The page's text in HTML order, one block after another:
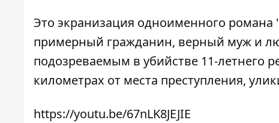
Это экранизация одноименного
примерный гражданин, верный муж и
подозреваемым в убийстве 11-летнего
километрах от места преступления,
https://youtu.be/67nLK8JEJIE